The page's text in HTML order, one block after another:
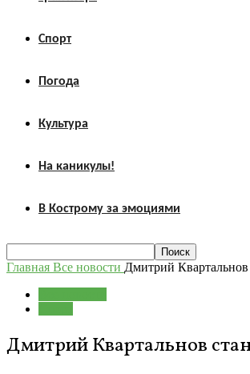
Спорт
Погода
Культура
На каникулы!
В Кострому за эмоциями
Главная Все новости Дмитрий Квартальнов
Дмитрий Квартальнов